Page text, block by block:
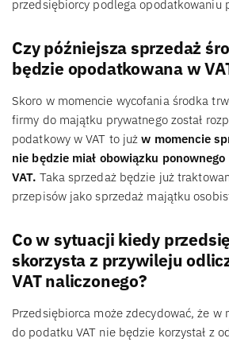
przedsiębiorcy podlega opodatkowaniu
Czy późniejsza sprzedaż
będzie opodatkowana w
Skoro w momencie wycofania środka
firmy do majątku prywatnego został
podatkowy w VAT to już w momencie
nie będzie miał obowiązku
VAT. Taka sprzedaż będzie już
przepisów jako sprzedaż majątku
Co w sytuacji kiedy
skorzysta z przywileju
VAT naliczonego?
Przedsiębiorca może zdecydować, że w
do podatku VAT nie będzie korzystał z